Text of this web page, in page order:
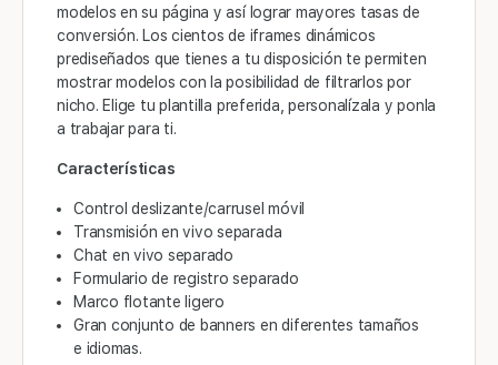
modelos en su página y así lograr mayores tasas de
conversión. Los cientos de iframes dinámicos
prediseñados que tienes a tu disposición te permiten
mostrar modelos con la posibilidad de filtrarlos por
nicho. Elige tu plantilla preferida, personalízala y ponla
a trabajar para ti.
Características
Control deslizante/carrusel móvil
Transmisión en vivo separada
Chat en vivo separado
Formulario de registro separado
Marco flotante ligero
Gran conjunto de banners en diferentes tamaños
e idiomas.